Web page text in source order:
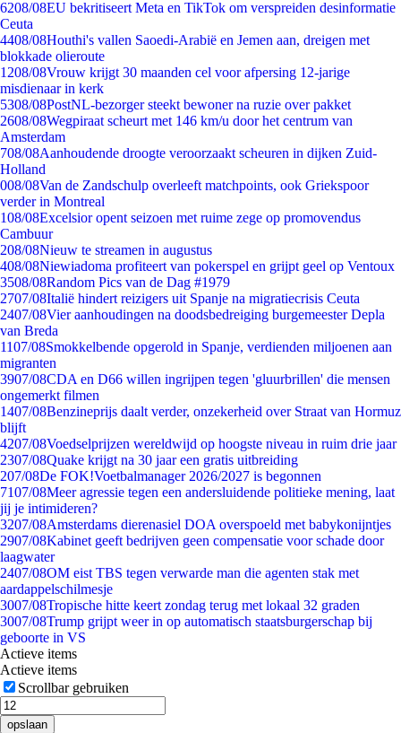
6208/08EU bekritiseert Meta en TikTok om verspreiden desinformatie
Ceuta
4408/08Houthi's vallen Saoedi-Arabië en Jemen aan, dreigen met
blokkade olieroute
1208/08Vrouw krijgt 30 maanden cel voor afpersing 12-jarige
misdienaar in kerk
5308/08PostNL-bezorger steekt bewoner na ruzie over pakket
2608/08Wegpiraat scheurt met 146 km/u door het centrum van
Amsterdam
708/08Aanhoudende droogte veroorzaakt scheuren in dijken Zuid-
Holland
008/08Van de Zandschulp overleeft matchpoints, ook Griekspoor
verder in Montreal
108/08Excelsior opent seizoen met ruime zege op promovendus
Cambuur
208/08Nieuw te streamen in augustus
408/08Niewiadoma profiteert van pokerspel en grijpt geel op Ventoux
3508/08Random Pics van de Dag #1979
2707/08Italië hindert reizigers uit Spanje na migratiecrisis Ceuta
2407/08Vier aanhoudingen na doodsbedreiging burgemeester Depla
van Breda
1107/08Smokkelbende opgerold in Spanje, verdienden miljoenen aan
migranten
3907/08CDA en D66 willen ingrijpen tegen 'gluurbrillen' die mensen
ongemerkt filmen
1407/08Benzineprijs daalt verder, onzekerheid over Straat van Hormuz
blijft
4207/08Voedselprijzen wereldwijd op hoogste niveau in ruim drie jaar
2307/08Quake krijgt na 30 jaar een gratis uitbreiding
207/08De FOK!Voetbalmanager 2026/2027 is begonnen
7107/08Meer agressie tegen een andersluidende politieke mening, laat
jij je intimideren?
3207/08Amsterdams dierenasiel DOA overspoeld met babykonijntjes
2907/08Kabinet geeft bedrijven geen compensatie voor schade door
laagwater
2407/08OM eist TBS tegen verwarde man die agenten stak met
aardappelschilmesje
3007/08Tropische hitte keert zondag terug met lokaal 32 graden
3007/08Trump grijpt weer in op automatisch staatsburgerschap bij
geboorte in VS
Actieve items
Actieve items
Scrollbar gebruiken
opslaan